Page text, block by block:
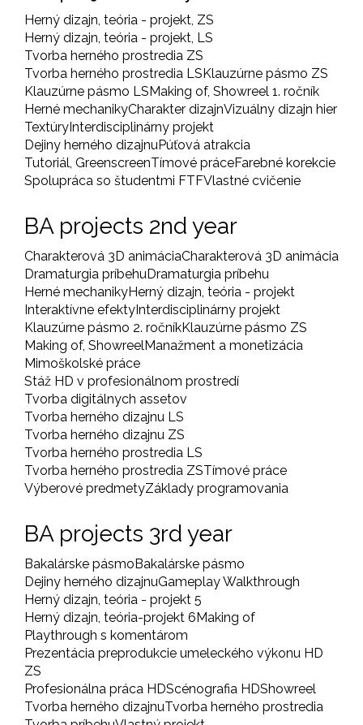
Herný dizajn, teória - projekt, ZS
Herný dizajn, teória - projekt, LS
Tvorba herného prostredia ZS
Tvorba herného prostredia LSKlauzúrne pásmo ZS
Klauzúrne pásmo LSMaking of, Showreel 1. ročník
Herné mechanikyCharakter dizajnVizuálny dizajn hier
TextúryInterdisciplinárny projekt
Dejiny herného dizajnuPúťová atrakcia
Tutoriál, GreenscreenTímové práceFarebné korekcie
Spolupráca so študentmi FTFVlastné cvičenie
BA projects 2nd year
Charakterová 3D animáciaCharakterová 3D animácia
Dramaturgia príbehuDramaturgia príbehu
Herné mechanikyHerný dizajn, teória - projekt
Interaktívne efektyInterdisciplinárny projekt
Klauzúrne pásmo 2. ročníkKlauzúrne pásmo ZS
Making of, ShowreelManažment a monetizácia
Mimoškolské práce
Stáž HD v profesionálnom prostredí
Tvorba digitálnych assetov
Tvorba herného dizajnu LS
Tvorba herného dizajnu ZS
Tvorba herného prostredia LS
Tvorba herného prostredia ZSTímové práce
Výberové predmetyZáklady programovania
BA projects 3rd year
Bakalárske pásmoBakalárske pásmo
Dejiny herného dizajnuGameplay Walkthrough
Herný dizajn, teória - projekt 5
Herný dizajn, teória-projekt 6Making of
Playthrough s komentárom
Prezentácia preprodukcie umeleckého výkonu HD
ZS
Profesionálna práca HDScénografia HDShowreel
Tvorba herného dizajnuTvorba herného prostredia